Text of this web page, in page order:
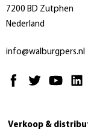
7200 BD Zutphen
Nederland
info@walburgpers.nl
Verkoop &